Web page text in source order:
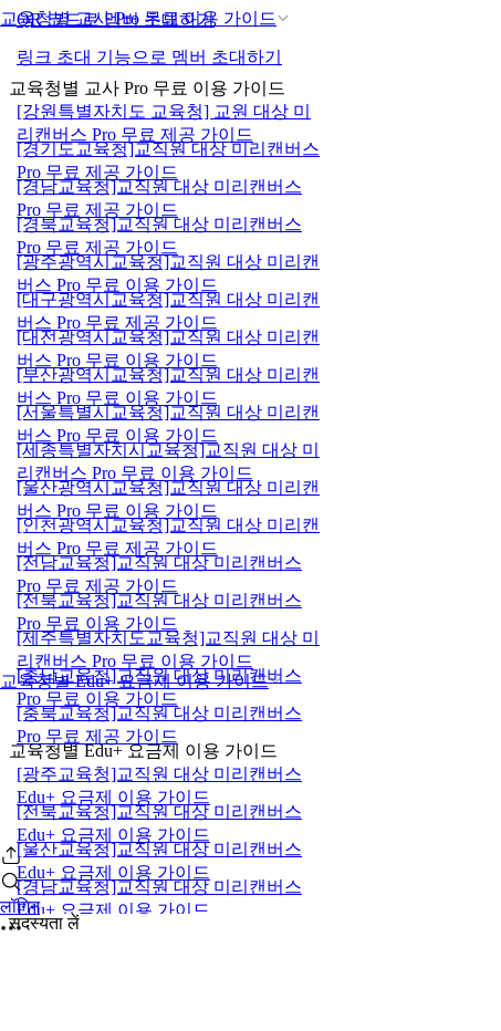
교육청별 교사 Pro 무료 이용 가이드
교육청별 Edu+ 요금제 이용 가이드
लॉगिन
QR 코드로 멤버 초대하기
링크 초대 기능으로 멤버 초대하기
교육청별 교사 Pro 무료 이용 가이드
[강원특별자치도 교육청] 교원 대상 미
리캔버스 Pro 무료 제공 가이드
[경기도교육청]교직원 대상 미리캔버스
Pro 무료 제공 가이드
[경남교육청]교직원 대상 미리캔버스
Pro 무료 제공 가이드
[경북교육청]교직원 대상 미리캔버스
Pro 무료 제공 가이드
[광주광역시교육청]교직원 대상 미리캔
버스 Pro 무료 이용 가이드
[대구광역시교육청]교직원 대상 미리캔
버스 Pro 무료 제공 가이드
[대전광역시교육청]교직원 대상 미리캔
버스 Pro 무료 이용 가이드
[부산광역시교육청]교직원 대상 미리캔
버스 Pro 무료 이용 가이드
[서울특별시교육청]교직원 대상 미리캔
버스 Pro 무료 이용 가이드
[세종특별자치시교육청]교직원 대상 미
리캔버스 Pro 무료 이용 가이드
[울산광역시교육청]교직원 대상 미리캔
버스 Pro 무료 이용 가이드
[인천광역시교육청]교직원 대상 미리캔
버스 Pro 무료 제공 가이드
[전남교육청]교직원 대상 미리캔버스
Pro 무료 제공 가이드
[전북교육청]교직원 대상 미리캔버스
Pro 무료 이용 가이드
[제주특별자치도교육청]교직원 대상 미
리캔버스 Pro 무료 이용 가이드
[충남교육청]교직원 대상 미리캔버스
Pro 무료 이용 가이드
[충북교육청]교직원 대상 미리캔버스
Pro 무료 제공 가이드
교육청별 Edu+ 요금제 이용 가이드
[광주교육청]교직원 대상 미리캔버스
Edu+ 요금제 이용 가이드
[전북교육청]교직원 대상 미리캔버스
Edu+ 요금제 이용 가이드
[울산교육청]교직원 대상 미리캔버스
Edu+ 요금제 이용 가이드
[경남교육청]교직원 대상 미리캔버스
Edu+ 요금제 이용 가이드
सदस्यता लें